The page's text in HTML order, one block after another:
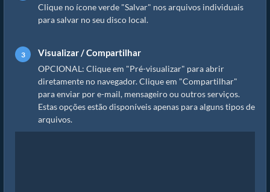
Clique no ícone verde "Salvar" nos arquivos individuais
para salvar no seu disco local.
Visualizar / Compartilhar
OPCIONAL: Clique em "Pré-visualizar" para abrir
diretamente no navegador. Clique em "Compartilhar"
para enviar por e-mail, mensageiro ou outros serviços.
Estas opções estão disponíveis apenas para alguns tipos de
arquivos.